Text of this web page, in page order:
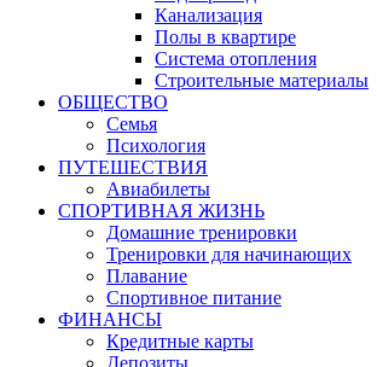
Канализация
Полы в квартире
Система отопления
Строительные материалы
ОБЩЕСТВО
Семья
Психология
ПУТЕШЕСТВИЯ
Авиабилеты
СПОРТИВНАЯ ЖИЗНЬ
Домашние тренировки
Тренировки для начинающих
Плавание
Спортивное питание
ФИНАНСЫ
Кредитные карты
Депозиты